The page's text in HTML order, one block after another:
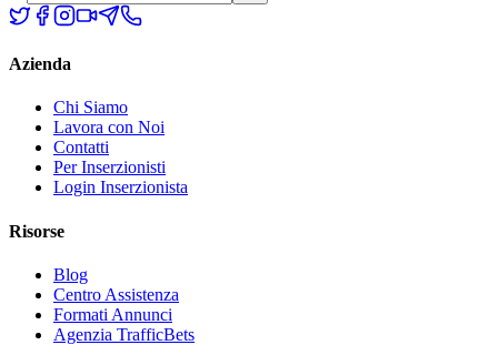
Azienda
Chi Siamo
Lavora con Noi
Contatti
Per Inserzionisti
Login Inserzionista
Risorse
Blog
Centro Assistenza
Formati Annunci
Agenzia TrafficBets